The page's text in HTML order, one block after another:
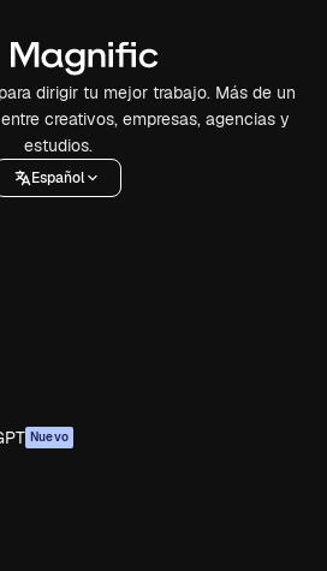
dirigir tu mejor trabajo. Más de un
creativos, empresas, agencias y
estudios.
Español
Nuevo